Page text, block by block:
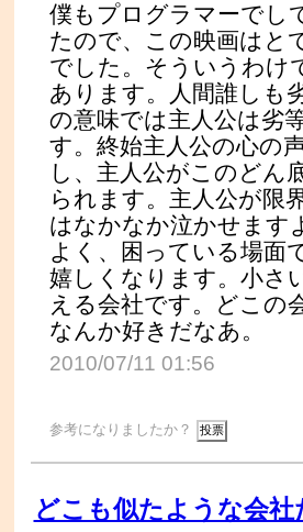
僕もプログラマーでし
たので、この映画はと
でした。そういうわけ
あります。人間誰しも
の意味では主人公は劣
す。終始主人公の心の
し、主人公がこのどん
られます。主人公が限
はなかなか泣かせます
よく、困っている場面
嬉しくなります。小さ
える会社です。どこの
なんか好きだなあ。
2010/07/11 01:56
参考になりましたか？
どこも似たような会社